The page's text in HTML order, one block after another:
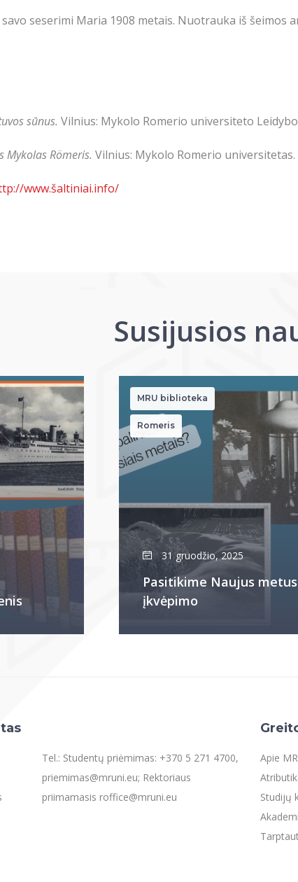
seserimi Maria 1908 metais. Nuotrauka iš šeimos
sūnus. Vilnius: Mykolo Romerio universiteto
Mykolas Römeris. Vilnius: Mykolo Romerio universitetas.
www.šaltiniai.info/
Susijusios
MRU biblioteka
Romeris
31 gruodžio, 2025
Pasitikime Naujus
įkvėpimo
Tel.: Studentų priėmimas: +370 5 271 4700,
priemimas@mruni.eu; Rektoriaus
priimamasis roffice@mruni.eu
Apie
Studijų